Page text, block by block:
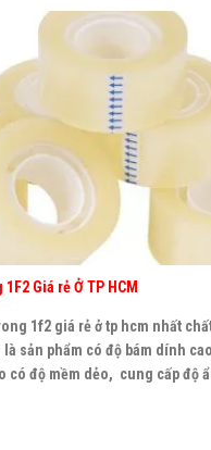
Giá rẻ Ở TP HCM
1f2 giá rẻ ở tp hcm nhất
sản phẩm có độ bám dính
có độ mềm dẻo, cung cấp độ